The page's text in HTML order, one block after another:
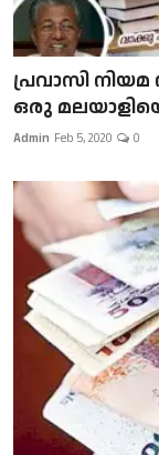
പ്രവാസി
ഒരു
Admin Feb 5, 2020 0